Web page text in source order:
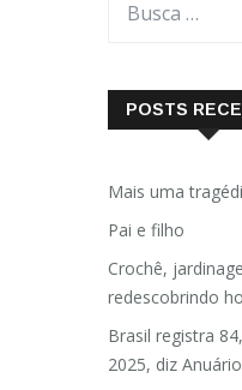
POSTS
Mais uma
Pai e filho
Crochê,
redescobrindo
Brasil registra
2025, diz